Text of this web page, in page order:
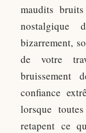
maudits
bizarrement,
de votre
bruissement
confiance
lorsque
retapent ce